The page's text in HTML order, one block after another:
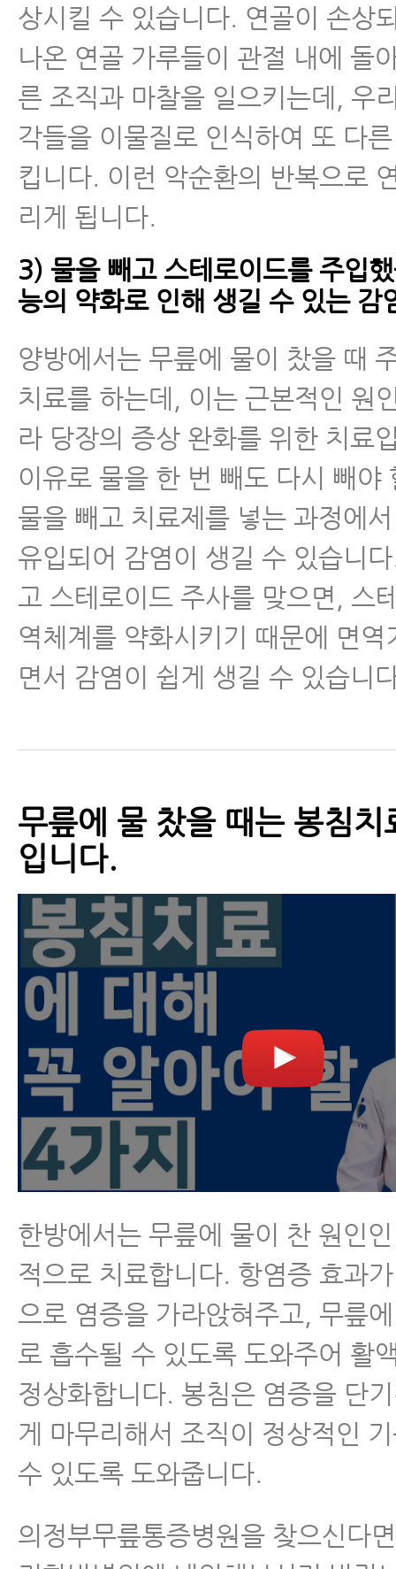
상시킬 수 있습니다. 연골이 손상
나온 연골 가루들이 관절 내에 돌
른 조직과 마찰을 일으키는데, 우
각들을 이물질로 인식하여 또 다
킵니다. 이런 악순환의 반복으로
리게 됩니다.
3) 물을 빼고 스테로이드를 주입
능의 약화로 인해 생길 수 있는 감
양방에서는 무릎에 물이 찼을 때
치료를 하는데, 이는 근본적인 원
라 당장의 증상 완화를 위한 치료
이유로 물을 한 번 빼도 다시 빼야
물을 빼고 치료제를 넣는 과정에
유입되어 감염이 생길 수 있습니
고 스테로이드 주사를 맞으면, 스
역체계를 약화시키기 때문에 면역
면서 감염이 쉽게 생길 수 있습니
무릎에 물 찼을 때는 봉침치
입니다.
한방에서는 무릎에 물이 찬 원인
적으로 치료합니다. 항염증 효과
으로 염증을 가라앉혀주고, 무릎
로 흡수될 수 있도록 도와주어 활
정상화합니다. 봉침은 염증을 단
게 마무리해서 조직이 정상적인
수 있도록 도와줍니다.
의정부무릎통증병원을 찾으신다